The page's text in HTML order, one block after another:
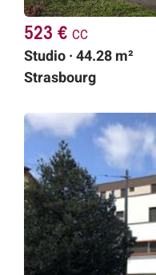
523 € cc
Studio · 44.28 m²
Strasbourg